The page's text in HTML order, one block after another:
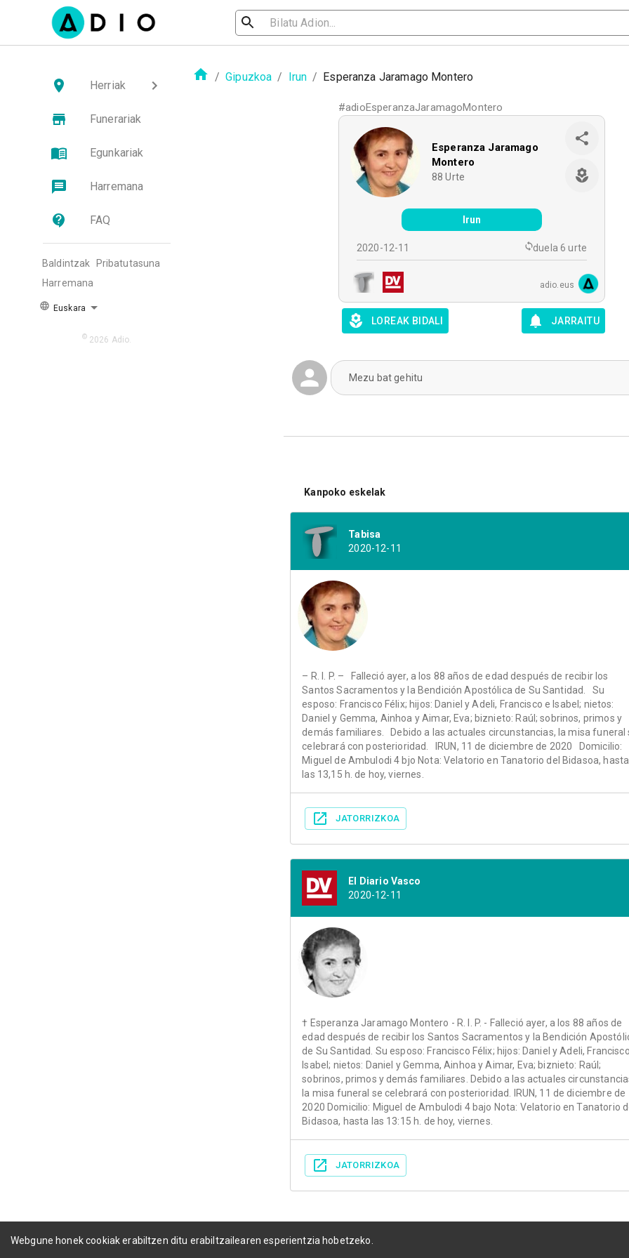
Herriak
Funerariak
Egunkariak
Harremana
FAQ
Baldintzak
Pribatutasuna
Harremana
Euskara
© 2026 Adio.
/ Gipuzkoa / Irun / Esperanza Jaramago Montero
#adioEsperanzaJaramagoMontero
Esperanza Jaramago
Montero
88 Urte
Irun
2020-12-11 duela 6 urte
adio.eus
LOREAK BIDALI JARRAITU
Mezu bat gehitu
Kanpoko eskelak
Tabisa
2020-12-11
– R. I. P. – Falleció ayer, a los 88 años de edad después de recibir los
Santos Sacramentos y la Bendición Apostólica de Su Santidad. Su
esposo: Francisco Félix; hijos: Daniel y Adeli, Francisco e Isabel; nietos:
Daniel y Gemma, Ainhoa y Aimar, Eva; biznieto: Raúl; sobrinos, primos y
demás familiares. Debido a las actuales circunstancias, la misa funeral
celebrará con posterioridad. IRUN, 11 de diciembre de 2020 Domicilio:
Miguel de Ambulodi 4 bjo Nota: Velatorio en Tanatorio del Bidasoa, hasta
las 13,15 h. de hoy, viernes.
JATORRIZKOA
El Diario Vasco
2020-12-11
† Esperanza Jaramago Montero - R. I. P. - Falleció ayer, a los 88 años de
edad después de recibir los Santos Sacramentos y la Bendición
de Su Santidad. Su esposo: Francisco Félix; hijos: Daniel y Adeli,
Isabel; nietos: Daniel y Gemma, Ainhoa y Aimar, Eva; biznieto: Raúl;
sobrinos, primos y demás familiares. Debido a las actuales
la misa funeral se celebrará con posterioridad. IRUN, 11 de diciembre de
2020 Domicilio: Miguel de Ambulodi 4 bajo Nota: Velatorio en Tanatorio
Bidasoa, hasta las 13:15 h. de hoy, viernes.
JATORRIZKOA
Webgune honek cookiak erabiltzen ditu erabiltzailearen esperientzia hobetzeko.